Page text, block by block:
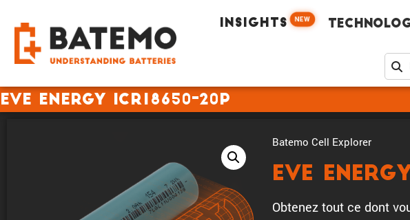
INSIGHTS NEW
EVE Energy ICR18650-20P
Batemo Cell Explorer
EVE
Obtenez tout ce dont